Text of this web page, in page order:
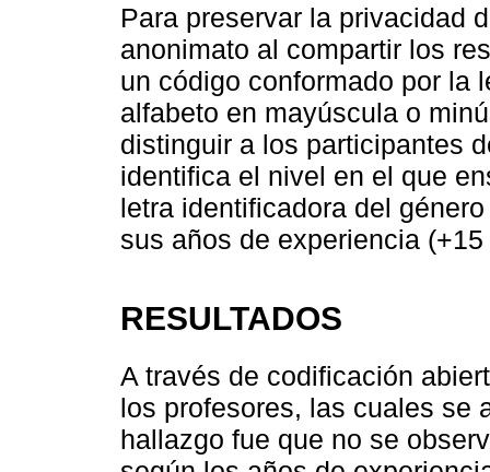
Para preservar la privacidad
anonimato al compartir los
un código conformado por la
alfabeto en mayúscula o
distinguir a los participantes
identifica el nivel en el que
letra identificadora del
sus años de experiencia
RESULTADOS
A través de codificación
los profesores, las cuales se
hallazgo fue que no se